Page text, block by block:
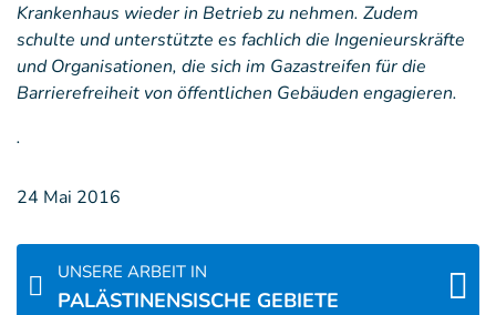
Krankenhaus wieder in Betrieb zu nehmen. Zudem
schulte und unterstützte es fachlich die Ingenieurskräfte
und Organisationen, die sich im Gazastreifen für die
Barrierefreiheit von öffentlichen Gebäuden engagieren.
.
24 Mai 2016
UNSERE ARBEIT IN
PALÄSTINENSISCHE GEBIETE